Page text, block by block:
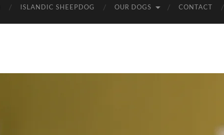
ISLANDIC SHEEPDOG OUR DOGS CONTACT